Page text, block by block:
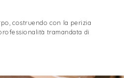
costruendo con la perizia
tramandata di